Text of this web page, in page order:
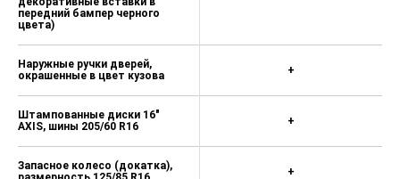
функцией дополнительного
освещения поворотов) — 15 000 ₽
Серебристый металлик Artens Grey,
Серый металлик Platinum Grey,
Черный металлик Black Perla Nera,
Красный Pepper Red, Синий
металлик Voltaic Blue, Серо-
зеленый металлик Khaki Grey — 25
000 ₽
передний бампер черного
цвета)
Наружные ручки дверей,
окрашенные в цвет кузова
Штампованные диски 16"
AXIS, шины 205/60 R16
Запасное колесо (докатка),
+
+
+